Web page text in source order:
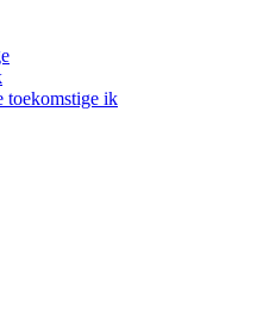
toekomstige ik